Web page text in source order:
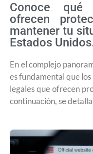
Conoce qué
ofrecen
mantener tu
Estados
En el complejo
es fundamental que
legales que ofrecen
continuación, se